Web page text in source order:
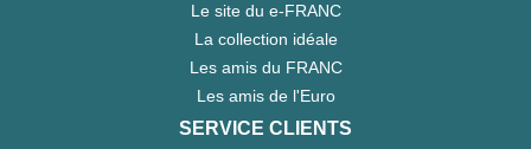
Le site du e-FRANC
La collection idéale
Les amis du FRANC
Les amis de l'Euro
SERVICE CLIENTS